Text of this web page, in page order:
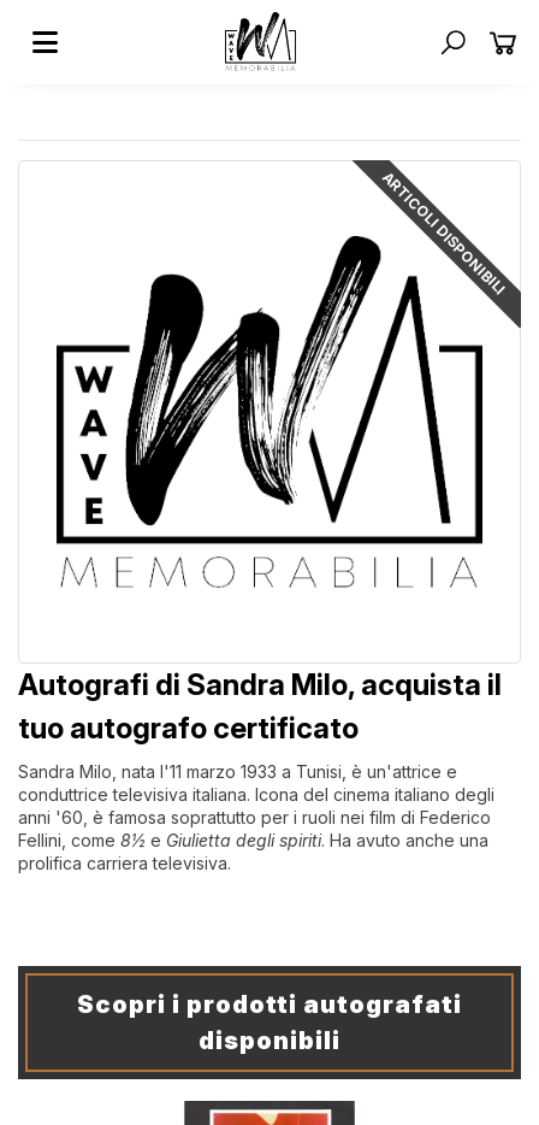
ARTICOLI DISPONIBILI
Autografi di Sandra Milo, acquista il
tuo autografo certificato
Sandra Milo, nata l'11 marzo 1933 a Tunisi, è un'attrice e
conduttrice televisiva italiana. Icona del cinema italiano degli
anni '60, è famosa soprattutto per i ruoli nei film di Federico
Fellini, come 8½ e Giulietta degli spiriti. Ha avuto anche una
prolifica carriera televisiva.
Scopri i prodotti autografati
disponibili